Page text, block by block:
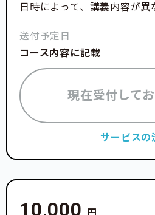
日時によって、講義内容が異
送付予定日
コース内容に記載
現在受付して
サービスの
10,000